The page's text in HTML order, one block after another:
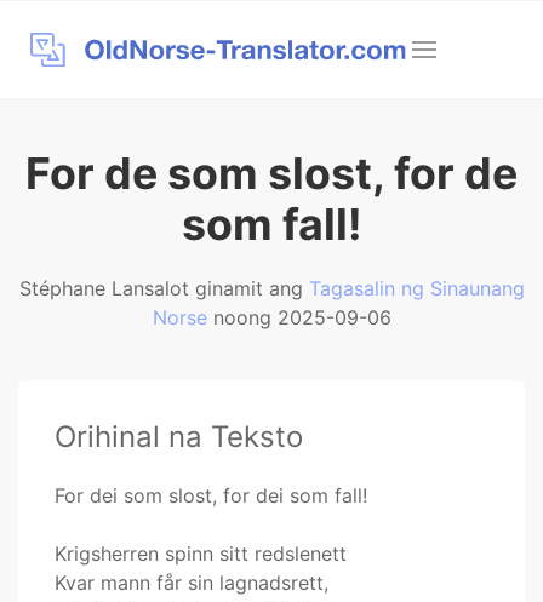
For de som slost, for de
som fall!
Stéphane Lansalot ginamit ang Tagasalin ng Sinaunang
Norsenoong 2025-09-06
Orihinal na Teksto
For dei som slost, for dei som fall!
Krigsherren spinn sitt redslenett
Kvar mann får sin lagnadsrett,